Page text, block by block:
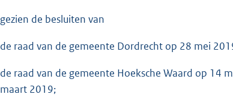
gezien de besluiten van
de raad van de gemeente Dordrecht op 28 mei
de raad van de gemeente Hoeksche Waard op 14
maart 2019;